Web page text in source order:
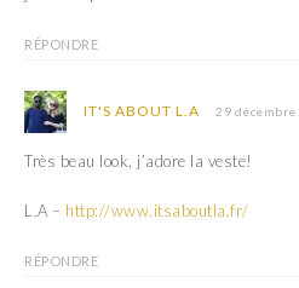
RÉPONDRE
IT'S ABOUT L.A 29 décembre
Très beau look, j’adore la veste!
L.A – http://www.itsaboutla.fr/
RÉPONDRE